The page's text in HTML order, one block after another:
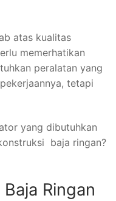
atas kualitas
memerhatikan
peralatan yang
tetapi
yang dibutuhkan
baja ringan?
Ringan